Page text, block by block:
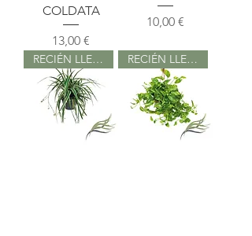
COLDATA
Precio
13,00 €
Precio
10,00 €
RECIÉN LLEGADO RECIÉN LLEGADO